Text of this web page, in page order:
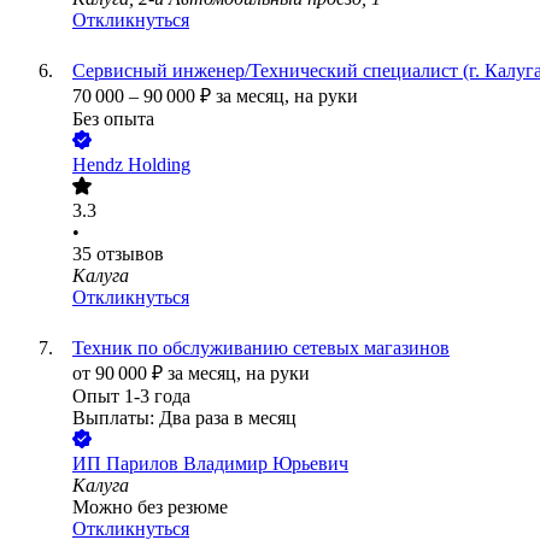
Откликнуться
Сервисный инженер/Технический специалист (г.
70 000 – 90 000 ₽ за месяц, на руки
Без опыта
Hendz Holding
3.3
•
35 отзывов
Калуга
Откликнуться
Техник по обслуживанию сетевых магазинов
от 90 000 ₽ за месяц, на руки
Опыт 1-3 года
Выплаты: Два раза в месяц
ИП Парилов Владимир Юрьевич
Калуга
Можно без резюме
Откликнуться